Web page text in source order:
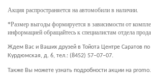
Акция распространяется на автомобили в наличии.
*Размер выгоды формируется в зависимости от
информацией обращайтесь к специалистам отдела
Ждем Вас и Ваших друзей в Тойота Центре Саратов по
Курдюмская, д. 6, тел.: (8452) 57−07−07.
Также Вы можете узнать подробности акции на